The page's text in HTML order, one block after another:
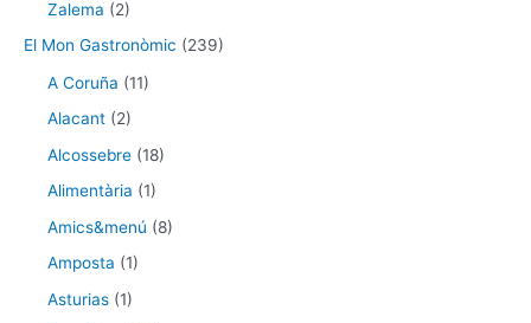
Zalema (2)
El Mon Gastronòmic (239)
A Coruña (11)
Alacant (2)
Alcossebre (18)
Alimentària (1)
Amics&menú (8)
Amposta (1)
Asturias (1)